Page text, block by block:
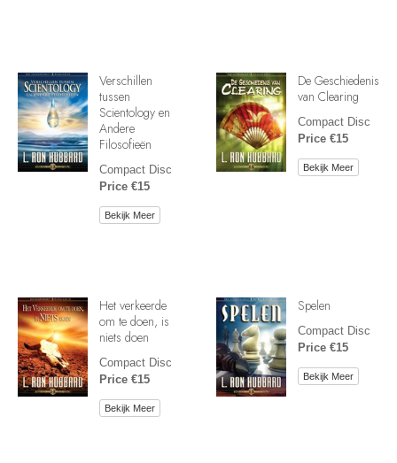
Verschillen
tussen
Scientology en
Andere
Filosofieën
Compact Disc
Price €15
Bekijk Meer
De Geschiedenis
van Clearing
Compact Disc
Price €15
Bekijk Meer
Het verkeerde
om te doen, is
niets doen
Compact Disc
Price €15
Bekijk Meer
Spelen
Compact Disc
Price €15
Bekijk Meer